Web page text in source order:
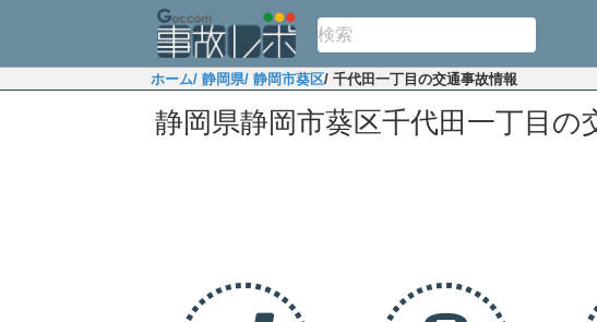
ホーム/ 静岡県/ 静岡市葵区/ 千代田一丁目の交通事故情報
静岡県静岡市葵区千代田一丁目の